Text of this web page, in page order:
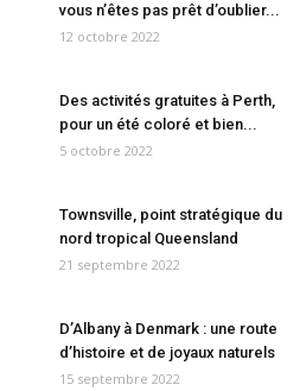
vous n’êtes pas prêt d’oublier...
12 octobre 2022
Des activités gratuites à Perth,
pour un été coloré et bien...
5 octobre 2022
Townsville, point stratégique du
nord tropical Queensland
21 septembre 2022
D’Albany à Denmark : une route
d’histoire et de joyaux naturels
15 septembre 2022